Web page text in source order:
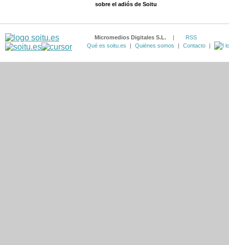
sobre el adiós de Soitu
Micromedios Digitales S.L. |
RSS
Qué es soitu.es
| Quiénes somos | Contacto |